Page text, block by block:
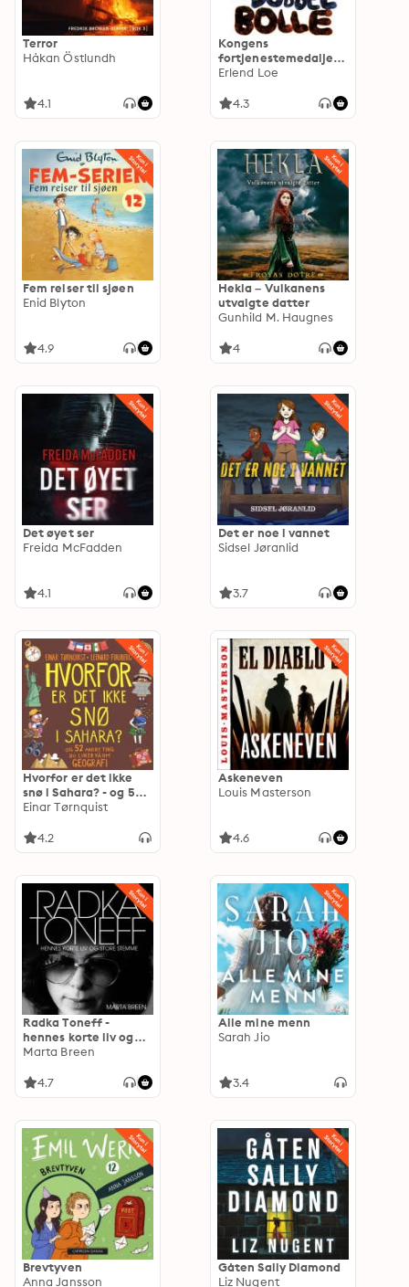
Terror
Håkan Östlundh
4.1
Kongens
fortjenestemedalje
med sverd og dobbel
Erlend Loe
4.3
Fem reiser til sjøen
Enid Blyton
4.9
Hekla – Vulkanens
utvalgte datter
Gunhild M. Haugnes
4
Det øyet ser
Freida McFadden
4.1
Det er noe i vannet
Sidsel Jøranlid
3.7
Hvorfor er det ikke
snø i Sahara? - og 52
andre ting du lurer på
Einar Tørnquist
4.2
Askeneven
Louis Masterson
4.6
Radka Toneff -
hennes korte liv og
store stemme
Marta Breen
4.7
Alle mine menn
Sarah Jio
3.4
Brevtyven
Anna Jansson
Gåten Sally Diamond
Liz Nugent